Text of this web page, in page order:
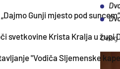
„Dajmo Gunji mjesto pod suncem“
svetkovine Krista Kralja u župi
"Vodiča Sljemenske